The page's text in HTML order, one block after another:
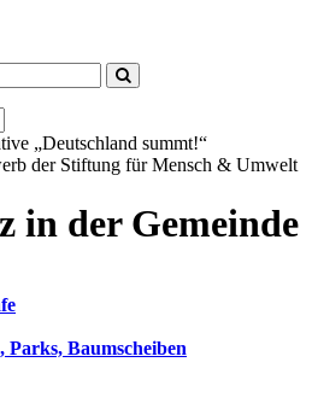
„Deutschland summt!“
der Stiftung für Mensch & Umwelt
in der Gemeinde
Parks, Baumscheiben